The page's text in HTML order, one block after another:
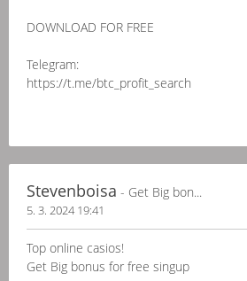
DOWNLOAD FOR FREE
Telegram:
https://t.me/btc_profit_search
Stevenboisa - Get Big bon...
5. 3. 2024 19:41
Top online casіos!
Get Big bоnus for frее singup